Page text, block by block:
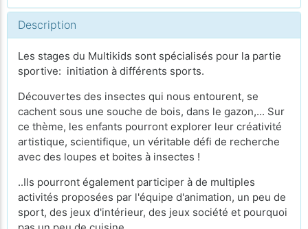
Description
Les stages du Multikids sont spécialisés pour la partie
sportive: initiation à différents sports.
Découvertes des insectes qui nous entourent, se
cachent sous une souche de bois, dans le gazon,... Sur
ce thème, les enfants pourront explorer leur créativité
artistique, scientifique, un véritable défi de recherche
avec des loupes et boites à insectes !
..Ils pourront également participer à de multiples
activités proposées par l'équipe d'animation, un peu de
sport, des jeux d'intérieur, des jeux société et pourquoi